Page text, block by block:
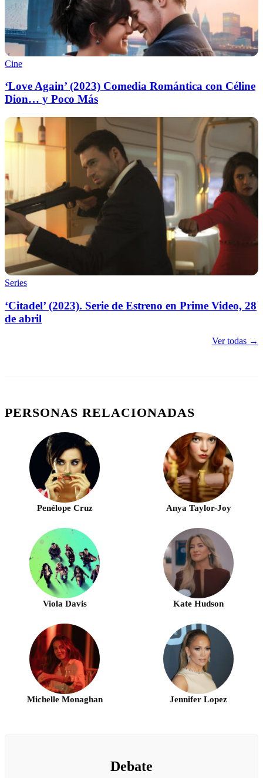
Cine
‘Love Again’ (2023) Comedia Romántica con Céline
Dion… y Poco Más
Series
‘Citadel’ (2023). Serie de Estreno en Prime Video, 28
de abril
Ver todas →
PERSONAS RELACIONADAS
Penélope Cruz Anya Taylor-Joy
Viola Davis Kate Hudson
Michelle Monaghan Jennifer Lopez
Debate